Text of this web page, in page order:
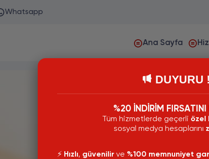
Whatsapp
Ana Sayfa
DUYURU !
%20 İNDİRİM
Tüm hizmetlerde geçerli özel
sosyal medya hesaplarını
⚡️ Hızlı, güvenilirve %100 memnuniyet